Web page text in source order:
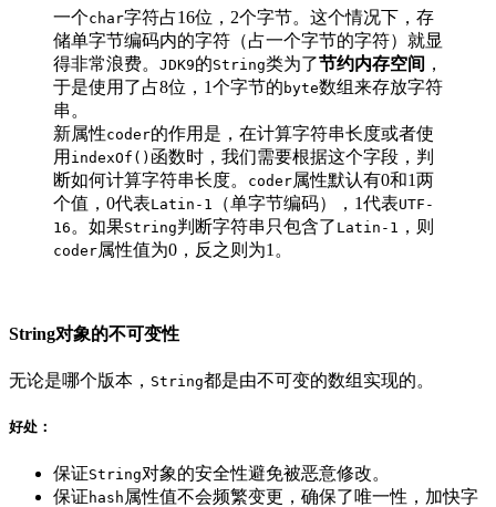
一个char字符占16位，2个字节。这个情况下，存
储单字节编码内的字符（占一个字节的字符）就显
得非常浪费。 JDK9的String类为了节约内存空间 ，
于是使用了占8位，1个字节的 byte数组来存放字符
串。
新属性coder的作用是，在计算字符串长度或者使
用 indexOf() 函数时，我们需要根据这个字段，判
断如何计算字符串长度。
coder属性默认有0和1两
个值，0代表Latin-1 （单字节编码），1代表UTF-
16 。如果String判断字符串只包含了 Latin-1 ，则
coder属性值为0，反之则为1。
String对象的不可变性
无论是哪个版本， String都是由不可变的数组实现的。
好处：
保证String对象的安全性避免被恶意修改。
保证 hash 属性值不会频繁变更，确保了唯一性，加快字